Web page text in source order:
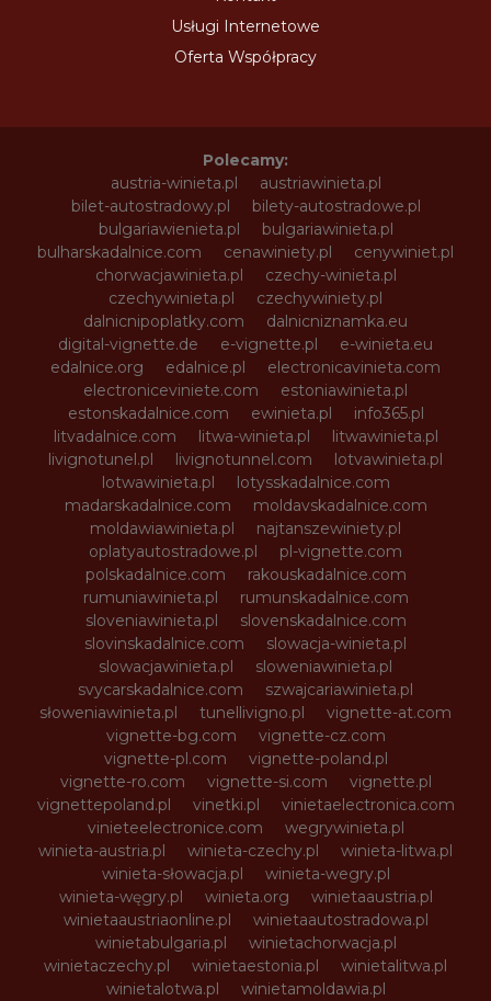
Usługi Internetowe
Oferta Współpracy
Polecamy:
austria-winieta.pl
austriawinieta.pl
bilet-autostradowy.pl
bilety-autostradowe.pl
bulgariawienieta.pl
bulgariawinieta.pl
bulharskadalnice.com
cenawiniety.pl
cenywiniet.pl
chorwacjawinieta.pl
czechy-winieta.pl
czechywinieta.pl
czechywiniety.pl
dalnicnipoplatky.com
dalnicniznamka.eu
digital-vignette.de
e-vignette.pl
e-winieta.eu
edalnice.org
edalnice.pl
electronicavinieta.com
electroniceviniete.com
estoniawinieta.pl
estonskadalnice.com
ewinieta.pl
info365.pl
litvadalnice.com
litwa-winieta.pl
litwawinieta.pl
livignotunel.pl
livignotunnel.com
lotvawinieta.pl
lotwawinieta.pl
lotysskadalnice.com
madarskadalnice.com
moldavskadalnice.com
moldawiawinieta.pl
najtanszewiniety.pl
oplatyautostradowe.pl
pl-vignette.com
polskadalnice.com
rakouskadalnice.com
rumuniawinieta.pl
rumunskadalnice.com
sloveniawinieta.pl
slovenskadalnice.com
slovinskadalnice.com
slowacja-winieta.pl
slowacjawinieta.pl
sloweniawinieta.pl
svycarskadalnice.com
szwajcariawinieta.pl
słoweniawinieta.pl
tunellivigno.pl
vignette-at.com
vignette-bg.com
vignette-cz.com
vignette-pl.com
vignette-poland.pl
vignette-ro.com
vignette-si.com
vignette.pl
vignettepoland.pl
vinetki.pl
vinietaelectronica.com
vinieteelectronice.com
wegrywinieta.pl
winieta-austria.pl
winieta-czechy.pl
winieta-litwa.pl
winieta-słowacja.pl
winieta-wegry.pl
winieta-węgry.pl
winieta.org
winietaaustria.pl
winietaaustriaonline.pl
winietaautostradowa.pl
winietabulgaria.pl
winietachorwacja.pl
winietaczechy.pl
winietaestonia.pl
winietalitwa.pl
winietalotwa.pl
winietamoldawia.pl